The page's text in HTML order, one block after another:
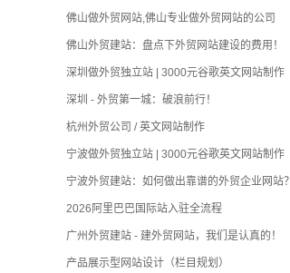
佛山做外贸网站,佛山专业做外贸网站的公司
佛山外贸建站：盘点下外贸网站建设的费用！
深圳做外贸独立站 | 3000元谷歌英文网站制作
深圳 - 外贸第一城：破浪前行！
杭州外贸公司 / 英文网站制作
宁波做外贸独立站 | 3000元谷歌英文网站制作
宁波外贸建站：如何做出靠谱的外贸企业网站？
2026阿里巴巴国际站入驻全流程
广州外贸建站 - 建外贸网站，我们是认真的！
产品展示型网站设计（栏目规划）